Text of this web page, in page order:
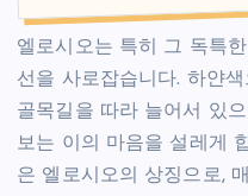
엘로시오는 특히 그 독특
선을 사로잡습니다. 하얀
골목길을 따라 늘어서 있
보는 이의 마음을 설레게
은 엘로시오의 상징으로,